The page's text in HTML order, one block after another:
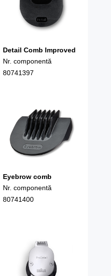
Detail Comb Improved
Nr. componentă
80741397
Eyebrow comb
Nr. componentă
80741400